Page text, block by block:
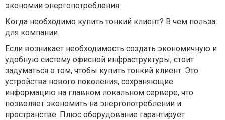
экономии энергопотребления.
Когда необходимо купить тонкий клиент? В чем польза
для компании.
Если возникает необходимость создать экономичную и
удобную систему офисной инфраструктуры, стоит
задуматься о том, чтобы купить тонкий клиент. Это
устройства нового поколения, сохраняющие
информацию на главном локальном сервере, что
позволяет экономить на энергопотреблении и
пространстве. Плюс оборудование гарантирует